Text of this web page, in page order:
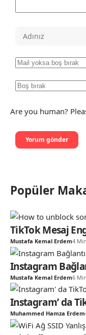
Are you human?
Popüler
TikTok Mesaj
Mustafa Kemal Erdem4
Instagram
Mustafa Kemal Erdem6
Instagram’ da
Muhammed Hamza Erdem